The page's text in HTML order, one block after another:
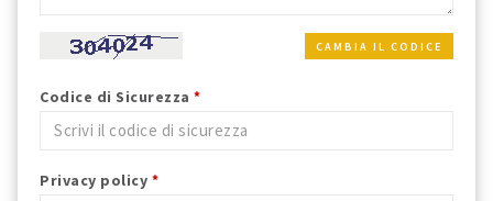
CAMBIA IL CODICE
Codice di Sicurezza *
Privacy policy *